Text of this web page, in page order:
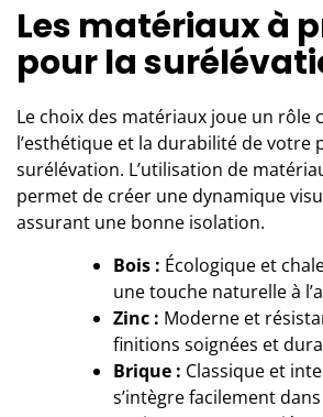
Les matériaux à
pour la
Le choix des matériaux joue un rôle
l’esthétique et la durabilité de votre
surélévation. L’utilisation de
permet de créer une dynamique
assurant une bonne isolation.
Bois : Écologique et
une touche naturelle à
Zinc : Moderne et
finitions soignées et
Brique : Classique et
s’intègre facilement